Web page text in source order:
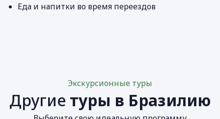
Еда и напитки во время переездов
Экскурсионные туры
Другие туры в Бразилию